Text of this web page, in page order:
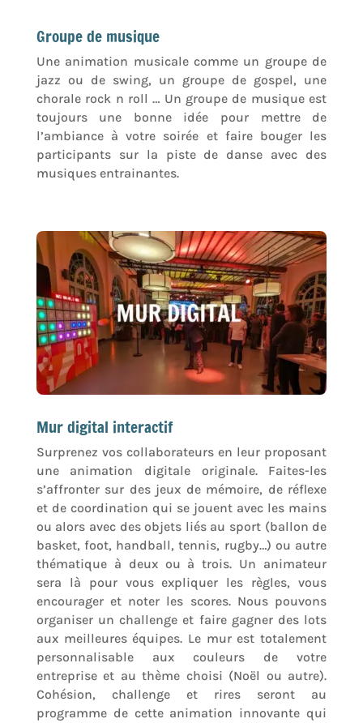
Groupe de musique
Une animation musicale comme un groupe de
jazz ou de swing, un groupe de gospel, une
chorale rock n roll … Un groupe de musique est
toujours une bonne idée pour mettre de
l’ambiance à votre soirée et faire bouger les
participants sur la piste de danse avec des
musiques entrainantes.
Mur digital interactif
Surprenez vos collaborateurs en leur proposant
une animation digitale originale. Faites-les
s’affronter sur des jeux de mémoire, de réflexe
et de coordination qui se jouent avec les mains
ou alors avec des objets liés au sport (ballon de
basket, foot, handball, tennis, rugby…) ou autre
thématique à deux ou à trois. Un animateur
sera là pour vous expliquer les règles, vous
encourager et noter les scores. Nous pouvons
organiser un challenge et faire gagner des lots
aux meilleures équipes. Le mur est totalement
personnalisable aux couleurs de votre
entreprise et au thème choisi (Noël ou autre).
Cohésion, challenge et rires seront au
programme de cette animation innovante qui